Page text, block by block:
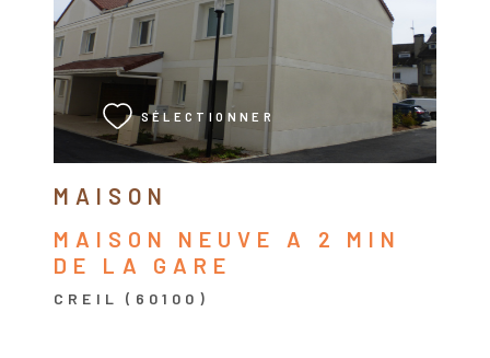
MAISON
MAISON NEUVE A 2 MIN
DE LA GARE
CREIL (60100)
SÉLECTIONNER
VOIR LE BIEN